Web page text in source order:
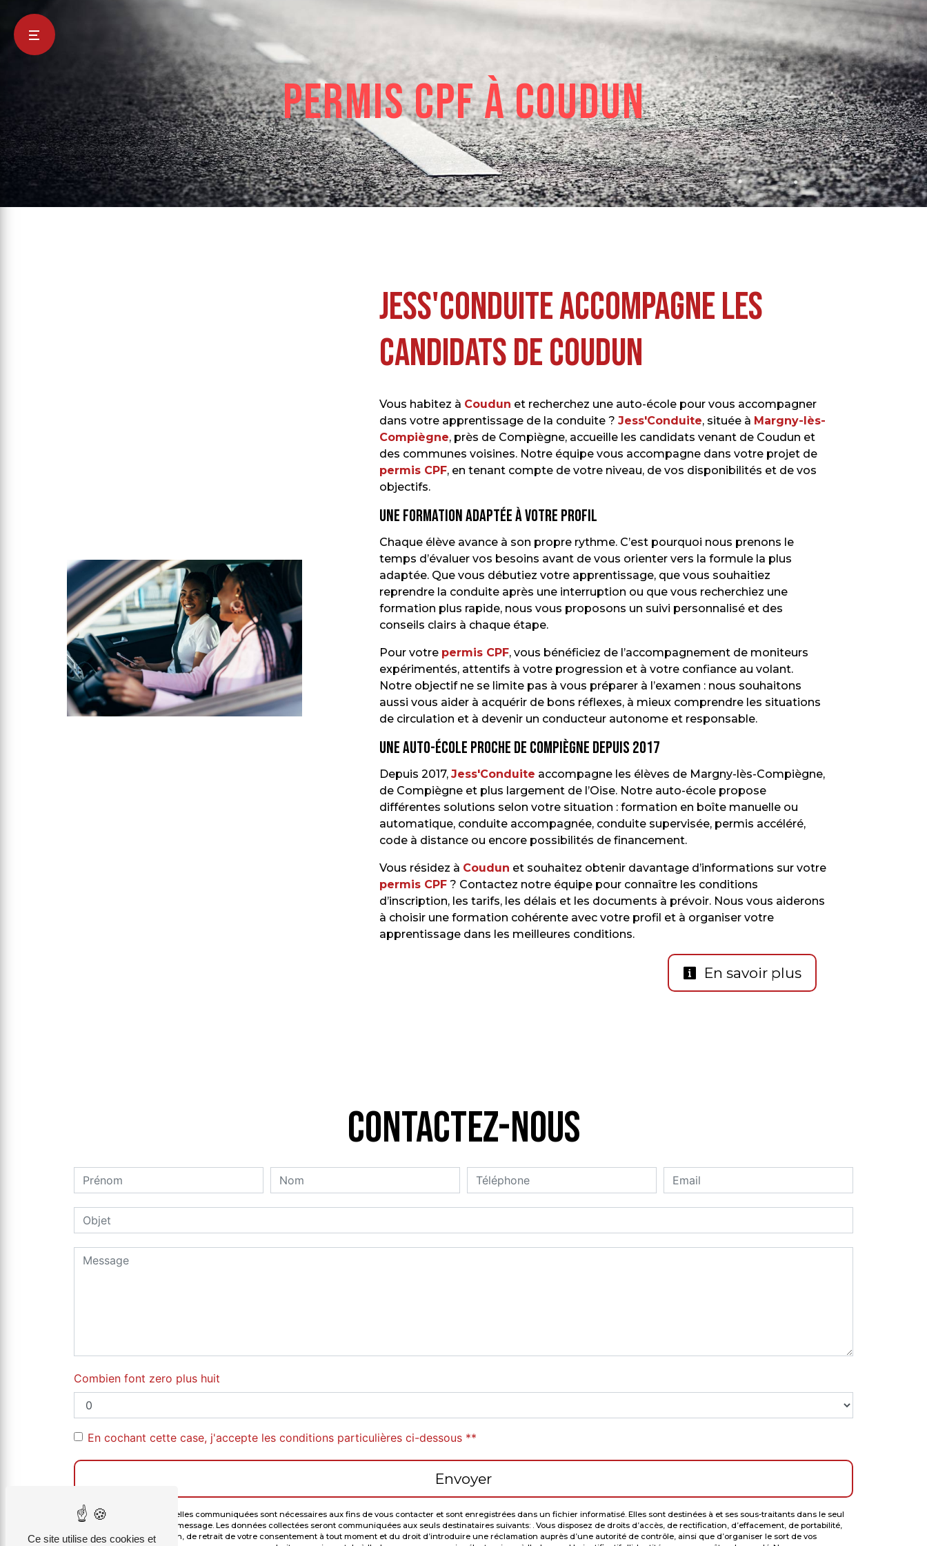
permis CPF à Coudun
Jess'Conduite accompagne les
candidats de Coudun
Vous habitez à Coudun et recherchez une auto-école pour vous accompagner
dans votre apprentissage de la conduite ? Jess'Conduite, située à Margny-lès-
Compiègne, près de Compiègne, accueille les candidats venant de Coudun et
des communes voisines. Notre équipe vous accompagne dans votre projet de
permis CPF, en tenant compte de votre niveau, de vos disponibilités et de vos
objectifs.
Une formation adaptée à votre profil
Chaque élève avance à son propre rythme. C’est pourquoi nous prenons le
temps d’évaluer vos besoins avant de vous orienter vers la formule la plus
adaptée. Que vous débutiez votre apprentissage, que vous souhaitiez
reprendre la conduite après une interruption ou que vous recherchiez une
formation plus rapide, nous vous proposons un suivi personnalisé et des
conseils clairs à chaque étape.
Pour votre permis CPF, vous bénéficiez de l’accompagnement de moniteurs
expérimentés, attentifs à votre progression et à votre confiance au volant.
Notre objectif ne se limite pas à vous préparer à l’examen : nous souhaitons
aussi vous aider à acquérir de bons réflexes, à mieux comprendre les situations
de circulation et à devenir un conducteur autonome et responsable.
Une auto-école proche de Compiègne depuis 2017
Depuis 2017, Jess'Conduite accompagne les élèves de Margny-lès-Compiègne,
de Compiègne et plus largement de l’Oise. Notre auto-école propose
différentes solutions selon votre situation : formation en boîte manuelle ou
automatique, conduite accompagnée, conduite supervisée, permis accéléré,
code à distance ou encore possibilités de financement.
Vous résidez à Coudun et souhaitez obtenir davantage d’informations sur votre
permis CPF? Contactez notre équipe pour connaître les conditions
d’inscription, les tarifs, les délais et les documents à prévoir. Nous vous aiderons
à choisir une formation cohérente avec votre profil et à organiser votre
apprentissage dans les meilleures conditions.
En savoir plus
Contactez-nous
Combien font zero plus huit
En cochant cette case, j'accepte les conditions particulières ci-dessous **
Envoyer
** Les données personnelles communiquées sont nécessaires aux fins de vous contacter et sont enregistrées dans un fichier informatisé. Elles sont destinées à et ses sous-traitants dans le seul
but de répondre à votre message. Les données collectées seront communiquées aux seuls destinataires suivants: . Vous disposez de droits d’accès, de rectification, d’effacement, de portabilité,
de limitation, d’opposition, de retrait de votre consentement à tout moment et du droit d’introduire une réclamation auprès d’une autorité de contrôle, ainsi que d’organiser le sort de vos
Ce site utilise des cookies et